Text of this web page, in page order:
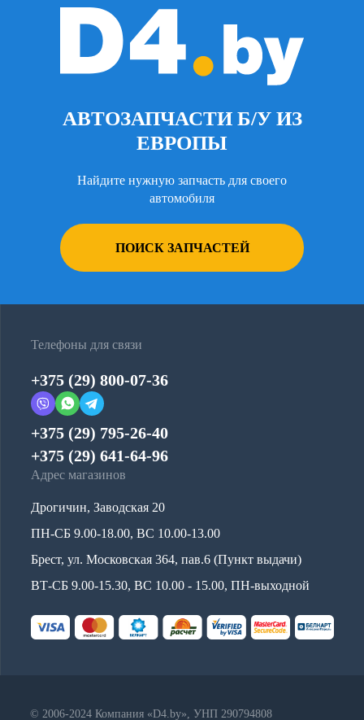
АВТОЗАПЧАСТИ Б/У ИЗ
ЕВРОПЫ
Найдите нужную запчасть для своего
автомобиля
ПОИСК ЗАПЧАСТЕЙ
Телефоны для связи
+375 (29) 800-07-36
+375 (29) 795-26-40
+375 (29) 641-64-96
Адрес магазинов
Дрогичин, Заводская 20
ПН-СБ 9.00-18.00, ВС 10.00-13.00
Брест, ул. Московская 364, пав.6 (Пункт выдачи)
ВТ-СБ 9.00-15.30, ВС 10.00 - 15.00, ПН-выходной
© 2006-2024 Компания «D4.by», УНП 290794808